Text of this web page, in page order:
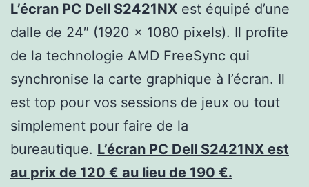
L’écran PC Dell S2421NX est équipé d’une
dalle de 24″ (1920 x 1080 pixels). Il profite
de la technologie AMD FreeSync qui
synchronise la carte graphique à l’écran. Il
est top pour vos sessions de jeux ou tout
simplement pour faire de la
bureautique. L’écran PC Dell S2421NX est
au prix de 120 € au lieu de 190 €.